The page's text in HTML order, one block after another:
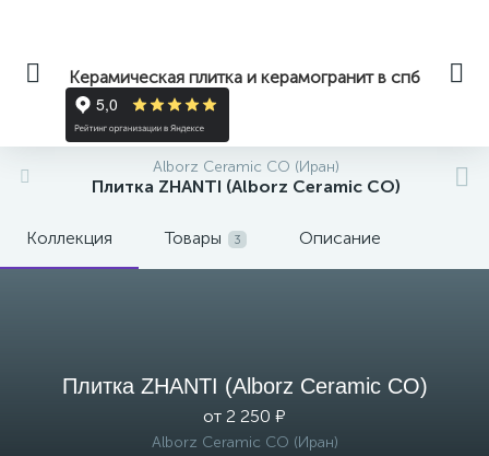
Керамическая плитка и керамогранит в спб
Alborz Ceramic CO (Иран)
Плитка ZHANTI (Alborz Ceramic CO)
Коллекция Товары 3 Описание
Плитка ZHANTI (Alborz Ceramic CO)
от 2 250 ₽
Alborz Ceramic CO (Иран)